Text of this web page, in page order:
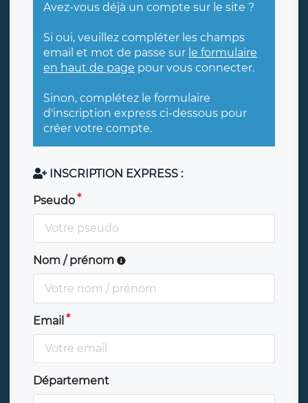
Avez-vous déjà un compte sur le site ?
Si oui, veuillez compléter les champs
email et mot de passe sur le formulaire
en haut de page pour vous connecter.
Sinon, complétez le formulaire
d'inscription express ci-dessous pour
créer votre compte.
INSCRIPTION EXPRESS :
Pseudo
Nom / prénom
Email
Département